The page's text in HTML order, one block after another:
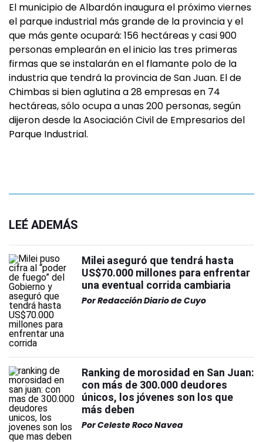
El municipio de Albardón inaugura el próximo viernes
el parque industrial más grande de la provincia y el
que más gente ocupará: 156 hectáreas y casi 900
personas emplearán en el inicio las tres primeras
firmas que se instalarán en el flamante polo de la
industria que tendrá la provincia de San Juan. El de
Chimbas si bien aglutina a 28 empresas en 74
hectáreas, sólo ocupa a unas 200 personas, según
dijeron desde la Asociación Civil de Empresarios del
Parque Industrial.
LEÉ ADEMÁS
Milei aseguró que tendrá hasta
US$70.000 millones para enfrentar
una eventual corrida cambiaria
PorRedacción Diario de Cuyo
Ranking de morosidad en San Juan:
con más de 300.000 deudores
únicos, los jóvenes son los que
más deben
PorCeleste Roco Navea